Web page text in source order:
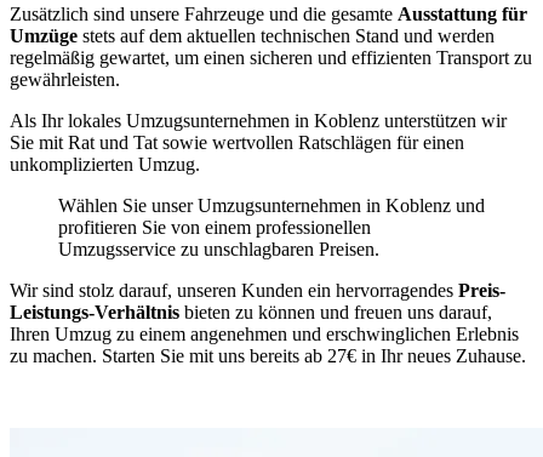
Zusätzlich sind unsere Fahrzeuge und die gesamte Ausstattung für
Umzüge stets auf dem aktuellen technischen Stand und werden
regelmäßig gewartet, um einen sicheren und effizienten Transport zu
gewährleisten.
Als Ihr lokales Umzugsunternehmen in Koblenz unterstützen wir
Sie mit Rat und Tat sowie wertvollen Ratschlägen für einen
unkomplizierten Umzug.
Wählen Sie unser Umzugsunternehmen in Koblenz und
profitieren Sie von einem professionellen
Umzugsservice zu unschlagbaren Preisen.
Wir sind stolz darauf, unseren Kunden ein hervorragendes Preis-
Leistungs-Verhältnis bieten zu können und freuen uns darauf,
Ihren Umzug zu einem angenehmen und erschwinglichen Erlebnis
zu machen. Starten Sie mit uns bereits ab 27€ in Ihr neues Zuhause.